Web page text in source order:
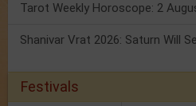
Tarot Weekly Horoscope: 2
Festivals